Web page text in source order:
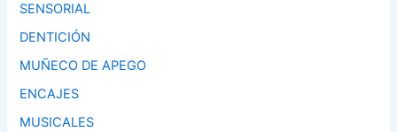
SENSORIAL
DENTICIÓN
MUÑECO DE APEGO
ENCAJES
MUSICALES